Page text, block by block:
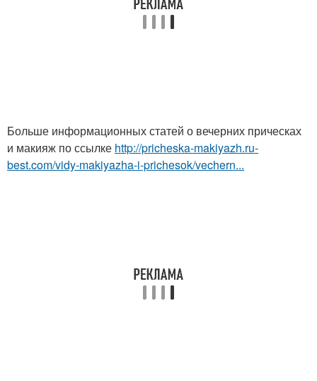
Больше информационных статей о вечерних прическах
и макияж по ссылке http://pricheska-makiyazh.ru-
best.com/vidy-makiyazha-i-prichesok/vechern...